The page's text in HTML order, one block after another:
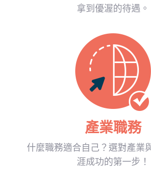
拿到優渥的待遇。
產業職務
什麼職務適合自己？選對產業
涯成功的第一步！